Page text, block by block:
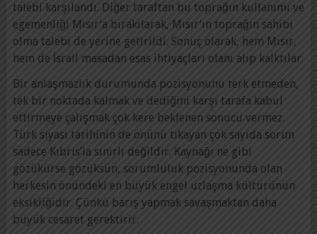
talebi karşılandı. Diğer taraftan bu toprağın kullanımı ve
egemenliği Mısır’a bırakılarak, Mısır’ın toprağın sahibi
olma talebi de yerine getirildi. Sonuç olarak, hem Mısır,
hem de İsrail masadan esas ihtiyaçları olanı alıp kalktılar.
Bir anlaşmazlık durumunda pozisyonunu terk etmeden,
tek bir noktada kalmak ve dediğini karşı tarafa kabul
ettirmeye çalışmak çok kere beklenen sonucu vermez.
Türk siyasi tarihinin de önünü tıkayan çok sayıda sorun
sadece Kıbrıs’la sınırlı değildir. Kaynağı ne gibi
gözükürse gözüksün, sorumluluk pozisyonunda olan
herkesin önündeki en büyük engel uzlaşma kültürünün
eksikliğidir. Çünkü barış yapmak savaşmaktan daha
büyük cesaret gerektirir.